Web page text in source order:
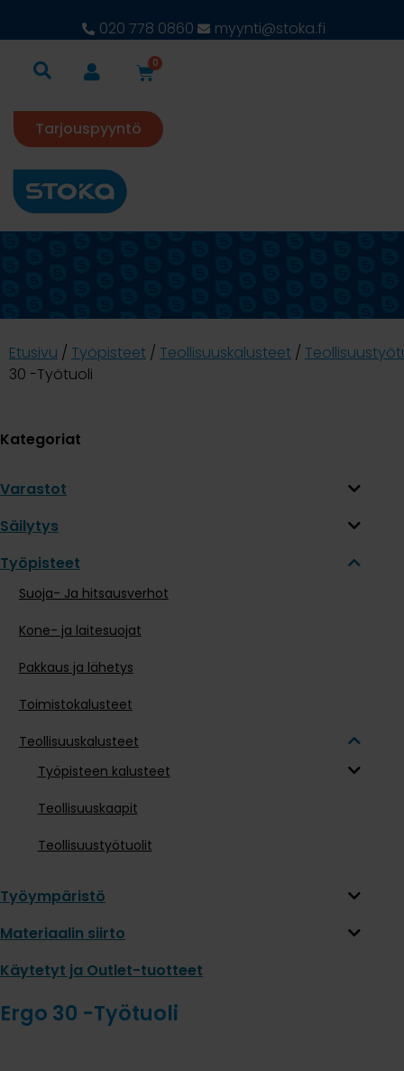
020 778 0860 myynti@stoka.fi
0
Tarjouspyyntö
Etusivu / Työpisteet / Teollisuuskalusteet /
30 -Työtuoli
Kategoriat
Varastot
Säilytys
Työpisteet
Suoja- Ja hitsausverhot
Kone- ja laitesuojat
Pakkaus ja lähetys
Toimistokalusteet
Teollisuuskalusteet
Työpisteen kalusteet
Teollisuuskaapit
Teollisuustyötuolit
Työympäristö
Materiaalin siirto
Käytetyt ja Outlet-tuotteet
Ergo 30 -Työtuoli